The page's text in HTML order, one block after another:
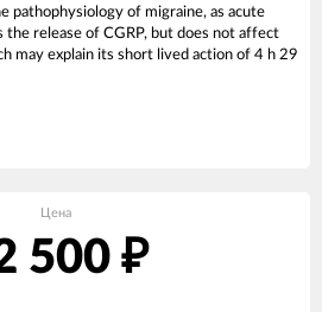
pathophysiology of migraine, as acute
release of CGRP, but does not affect
may explain its short lived action of 4 h 29
Цена
500 ₽